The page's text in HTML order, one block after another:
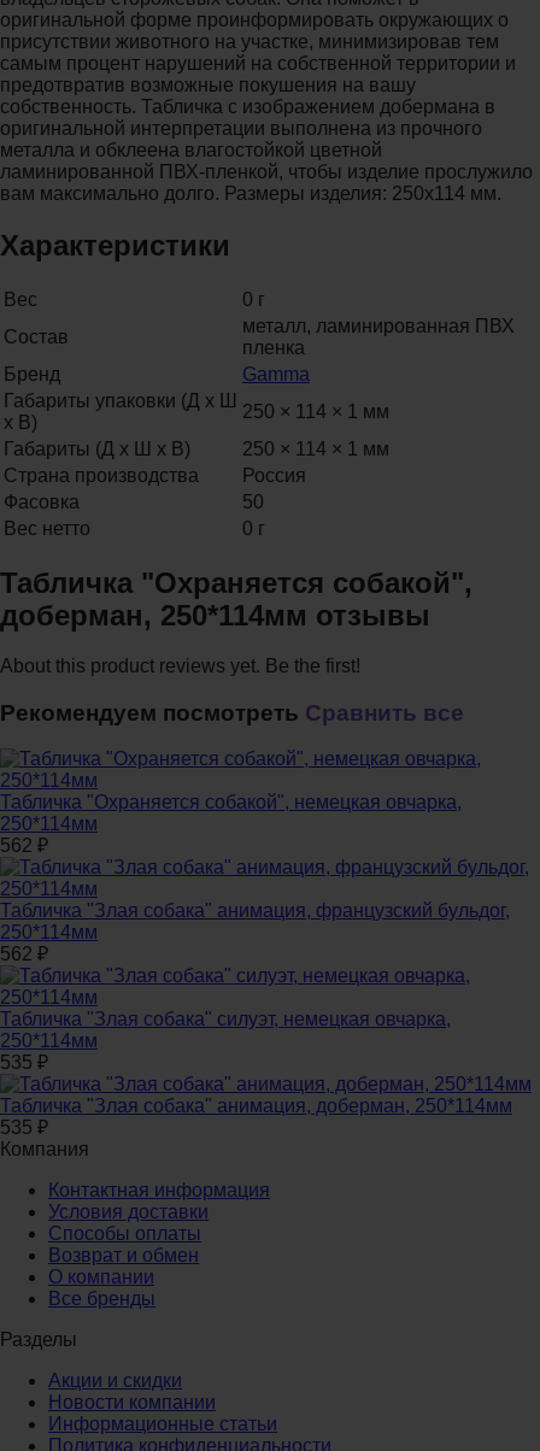
оригинальной форме проинформировать окружающих о
присутствии животного на участке, минимизировав тем
самым процент нарушений на собственной территории и
предотвратив возможные покушения на вашу
собственность. Табличка с изображением добермана в
оригинальной интерпретации выполнена из прочного
металла и обклеена влагостойкой цветной
ламинированной ПВХ-пленкой, чтобы изделие прослужило
вам максимально долго. Размеры изделия: 250х114 мм.
Характеристики
Вес
0 г
Состав
металл, ламинированная ПВХ
пленка
Бренд
Gamma
Габариты упаковки (Д х Ш
х В)
250 × 114 × 1 мм
Габариты (Д х Ш х В)
250 × 114 × 1 мм
Страна производства
Россия
Фасовка
50
Вес нетто
0 г
Табличка "Охраняется собакой",
доберман, 250*114мм отзывы
About this product reviews yet. Be the first!
Рекомендуем посмотреть Сравнить все
Табличка "Охраняется собакой", немецкая овчарка,
250*114мм
562 ₽
Табличка "Злая собака" анимация, французский бульдог,
250*114мм
562 ₽
Табличка "Злая собака" силуэт, немецкая овчарка,
250*114мм
535 ₽
Табличка "Злая собака" анимация, доберман, 250*114мм
535 ₽
Компания
Контактная информация
Условия доставки
Способы оплаты
Возврат и обмен
О компании
Все бренды
Разделы
Акции и скидки
Новости компании
Информационные статьи
Политика конфиденциальности